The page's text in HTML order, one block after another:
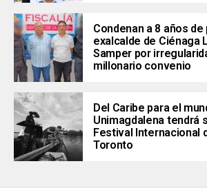
Condenan a 8 años de
exalcalde de Ciénaga
Samper por
millonario convenio
Del Caribe para el
Unimagdalena tendrá
Festival Internacional
Toronto